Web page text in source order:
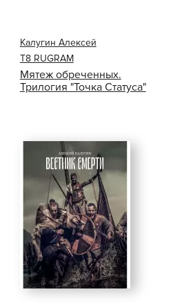
Мятеж обреченных.
Трилогия "Точка Статуса"
Калугин Алексей
Т8 RUGRAM